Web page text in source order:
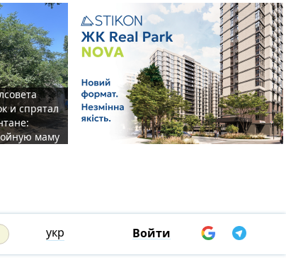
и спрятал
маму
укр Войти